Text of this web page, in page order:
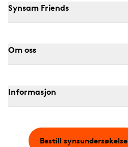
Synsam Friends
Om oss
Informasjon
Bestill synsundersøkelse